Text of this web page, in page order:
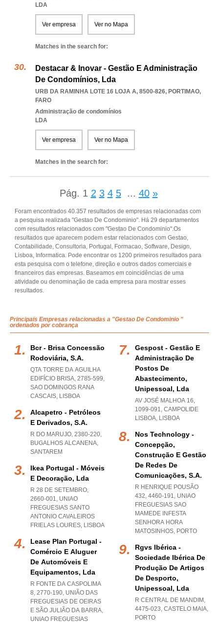
LDA
Ver empresa Ver no Mapa
Matches in the search for:
Destacar & Inovar - Gestão E Administração
De Condomínios, Lda
URB DA RAMINHA LOTE 16 LOJA A, 8500-826, PORTIMAO,
FARO
Administração de condomínios
LDA
Ver empresa Ver no Mapa
Matches in the search for:
Pág. 1 2 3 4 5 ... 40 »
Foram encontrados 40.357 resultados de empresas relacionadas com
a pesquisa realizada "Gestao De Condominio". Há 29 departamentos
com resultados relacionados com "Gestao De Condominio".Os
resultados que aparecem podem estar relacionados com Gestao,
Contabilidade, Consultoria, Portugal, Formacao, Software, Design,
Lisboa, Informatica. Pode encontrar os 1200 primeiros resultados para
esta pesquisa com o telefone, direção e outros dados comerciais e
financeiros das empresas. Baseamos em coincidências de uma
atividade ou denominação de cada empresa para mostrar esses
resultados.
Principais Empresas relacionadas a "Gestao De Condominio "
ordenados por cobrança
Bcr - Brisa Concessão
Rodoviária, S.a.
QTA TORRE DA AGUILHA
EDIFÍCIO BRISA, 2785-599,
SAO DOMINGOS RANA
CASCAIS, LISBOA
Alcapetro - Petróleos
E Derivados, S.a.
R DO MARUJO, 2380-220,
BUGALHOS ALCANENA,
SANTAREM
Ikea Portugal - Móveis
E Decoração, Lda
R 28 DE SETEMBRO,
2660-001, UNIAO
FREGUESIAS SANTO
ANTONIO CAVALEIROS
FRIELAS LOURES, LISBOA
Lease Plan Portugal -
Comércio E Aluguer
De Automóveis E
Equipamentos, Lda
R FONTE DA CASPOLIMA
8, 2770-190, UNIÃO DAS
FREGUESIAS DE OEIRAS
E SÃO JULIÃO DA BARRA,
UNIAO FREGUESIAS
Gespost - Gestão E
Administração De
Postos De
Abastecimento,
Unipessoal, Lda
AV JOSÉ MALHOA 16,
1099-091, CAMPOLIDE
LISBOA, LISBOA
Nos Technology -
Concepção,
Construção E Gestão
De Redes De
Comunicações, S.a.
R HENRIQUE POUSÃO
432, 4460-191, UNIAO
FREGUESIAS SAO
MAMEDE INFESTA
SENHORA HORA
MATOSINHOS, PORTO
Rgvs Ibérica -
Sociedade Ibérica De
Produção De Artigos
De Desporto,
Unipessoal, Lda
R CENTRAL DE MANDIM,
4475-023, CASTELO MAIA,
PORTO